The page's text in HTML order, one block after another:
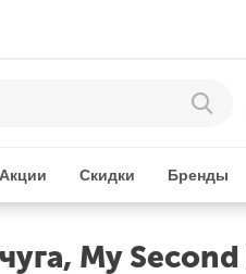
Акции Скидки Бренды
My